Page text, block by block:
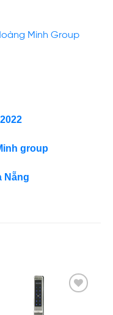
Minh Group
group
Nẵng